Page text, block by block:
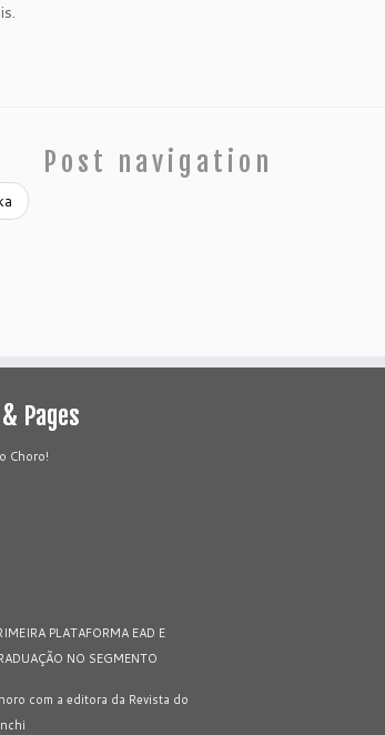
Post navigation
Pages
Choro!
PLATAFORMA EAD E
NO SEGMENTO
com a editora da Revista do